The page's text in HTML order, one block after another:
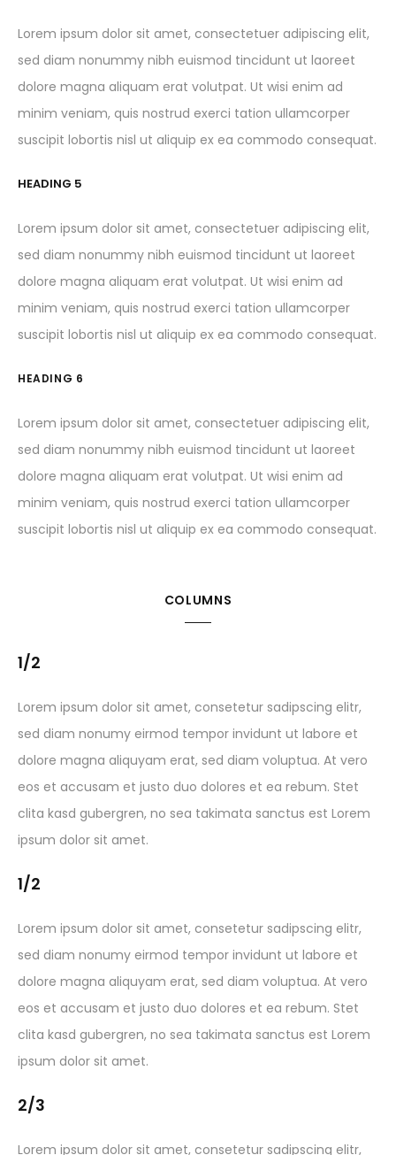
Lorem ipsum dolor sit amet, consectetuer adipiscing elit,
sed diam nonummy nibh euismod tincidunt ut laoreet
dolore magna aliquam erat volutpat. Ut wisi enim ad
minim veniam, quis nostrud exerci tation ullamcorper
suscipit lobortis nisl ut aliquip ex ea commodo consequat.
HEADING 5
Lorem ipsum dolor sit amet, consectetuer adipiscing elit,
sed diam nonummy nibh euismod tincidunt ut laoreet
dolore magna aliquam erat volutpat. Ut wisi enim ad
minim veniam, quis nostrud exerci tation ullamcorper
suscipit lobortis nisl ut aliquip ex ea commodo consequat.
HEADING 6
Lorem ipsum dolor sit amet, consectetuer adipiscing elit,
sed diam nonummy nibh euismod tincidunt ut laoreet
dolore magna aliquam erat volutpat. Ut wisi enim ad
minim veniam, quis nostrud exerci tation ullamcorper
suscipit lobortis nisl ut aliquip ex ea commodo consequat.
COLUMNS
1/2
Lorem ipsum dolor sit amet, consetetur sadipscing elitr,
sed diam nonumy eirmod tempor invidunt ut labore et
dolore magna aliquyam erat, sed diam voluptua. At vero
eos et accusam et justo duo dolores et ea rebum. Stet
clita kasd gubergren, no sea takimata sanctus est Lorem
ipsum dolor sit amet.
1/2
Lorem ipsum dolor sit amet, consetetur sadipscing elitr,
sed diam nonumy eirmod tempor invidunt ut labore et
dolore magna aliquyam erat, sed diam voluptua. At vero
eos et accusam et justo duo dolores et ea rebum. Stet
clita kasd gubergren, no sea takimata sanctus est Lorem
ipsum dolor sit amet.
2/3
Lorem ipsum dolor sit amet, consetetur sadipscing elitr,